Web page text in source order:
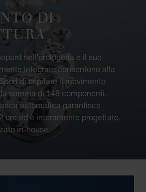
DI
nell’orologeria e il suo
integrato consentono alla
di ospitare il movimento
somma di 148 componenti.
automatica garantisce
ore ed è interamente progettato,
in-house.